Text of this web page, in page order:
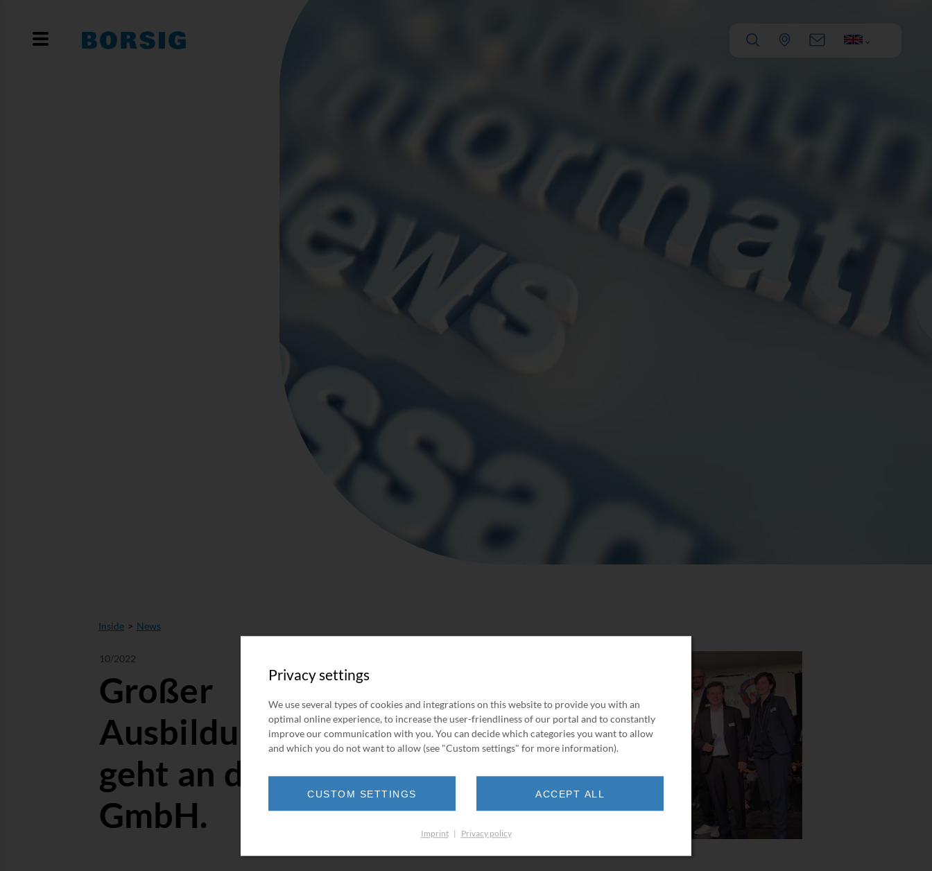
Inside News
10/2022
Großer
Ausbildungsbuddy
geht an die BORSIG
GmbH.
Privacy settings
We use several types of cookies and integrations on this website to provide you with an
optimal online experience, to increase the user-friendliness of our portal and to constantly
improve our communication with you. You can decide which categories you want to allow
and which you do not want to allow (see "Custom settings" for more information).
CUSTOM SETTINGS ACCEPT ALL
Imprint | Privacy policy